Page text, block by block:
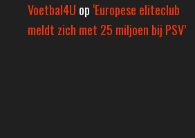
Voetbal4U op ‘Europese eliteclub
meldt zich met 25 miljoen bij PSV’